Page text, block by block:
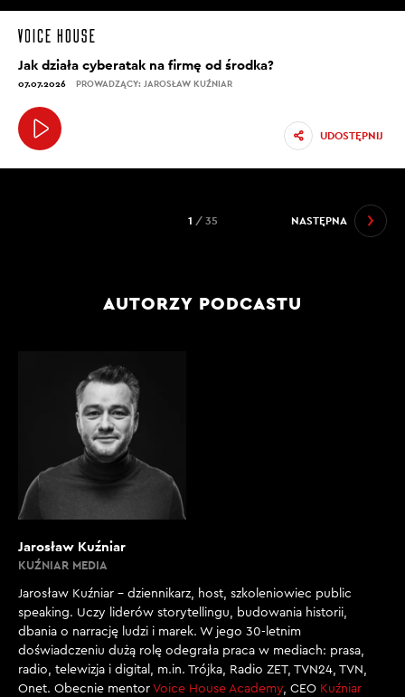
Jak działa cyberatak na firmę od środka?
07.07.2026 PROWADZĄCY: JAROSŁAW KUŹNIAR
UDOSTĘPNIJ
NASTĘPNA
1 / 35
AUTORZY PODCASTU
Jarosław Kuźniar
KUŹNIAR MEDIA
Jarosław Kuźniar – dziennikarz, host, szkoleniowiec public
speaking. Uczy liderów storytellingu, budowania historii,
dbania o narrację ludzi i marek. W jego 30-letnim
doświadczeniu dużą rolę odegrała praca w mediach: prasa,
radio, telewizja i digital, m.in. Trójka, Radio ZET, TVN24, TVN,
Onet. Obecnie mentor Voice House Academy, CEO Kuźniar